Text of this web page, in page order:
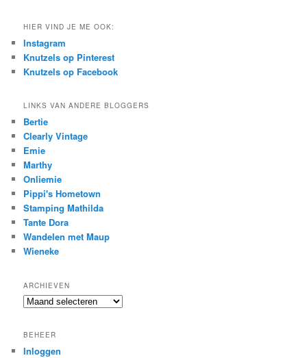
HIER VIND JE ME OOK:
Instagram
Knutzels op Pinterest
Knutzels op Facebook
LINKS VAN ANDERE BLOGGERS
Bertie
Clearly Vintage
Emie
Marthy
Onliemie
Pippi's Hometown
Stamping Mathilda
Tante Dora
Wandelen met Maup
Wieneke
ARCHIEVEN
Archieven
BEHEER
Inloggen